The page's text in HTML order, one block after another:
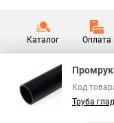
Каталог Оплата
Код
Труба